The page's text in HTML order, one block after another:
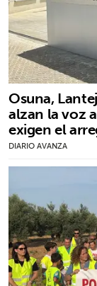
Osuna,
alzan la voz
exigen el
DIARIO AVANZA